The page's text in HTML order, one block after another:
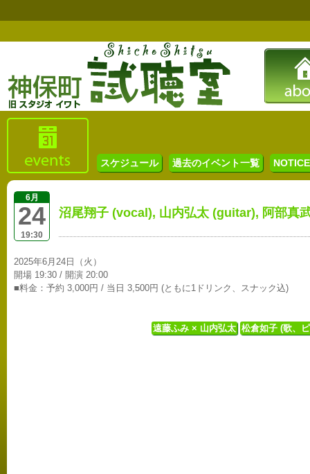
スケジュール 過去のイベント一覧
6月
24
19:30
沼尾翔子 (vocal), 山内弘太 (guitar), 阿部真
2025年6月24日（火）
開場 19:30 / 開演 20:00
■料金：予約 3,000円 / 当日 3,500円 (ともに1ドリンク、スナック込)
遠藤ふみ × 山内弘太 松倉如子 (歌、